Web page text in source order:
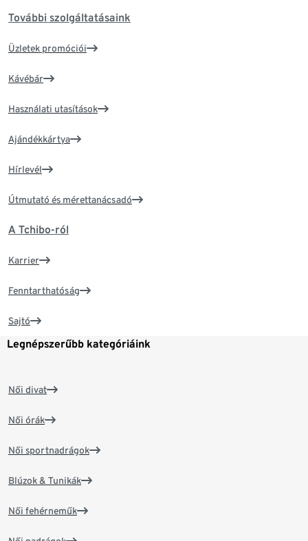
További szolgáltatásaink
Üzletek promóciói
Kávébár
Használati utasítások
Ajándékkártya
Hírlevél
Útmutató és mérettanácsadó
A Tchibo-ról
Karrier
Fenntarthatóság
Sajtó
Legnépszerűbb kategóriáink
Női divat
Női órák
Női sportnadrágok
Blúzok & Tunikák
Női fehérneműk